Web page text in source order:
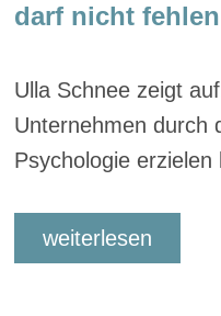
darf nicht fehlen
Ulla Schnee zeigt
Unternehmen durch
Psychologie erzielen
weiterlesen